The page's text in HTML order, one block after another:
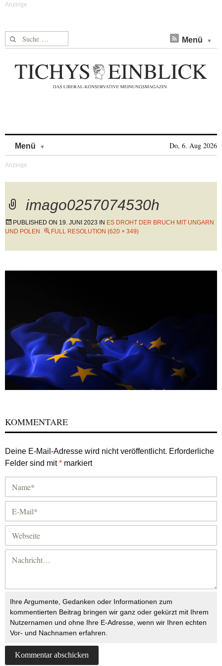
Suche nach: Menü
Menü Do, 6. Aug 2026
imago0257074530h
PUBLISHED ON 19. JUNI 2023 IN ES DROHT DER BRUCH MIT UNGARN
UND POLEN
FULL RESOLUTION (620 × 349)
KOMMENTARE
Deine E-Mail-Adresse wird nicht veröffentlicht. Erforderliche
Felder sind mit* markiert
Ihre Argumente, Gedanken oder Informationen zum
kommentierten Beitrag bringen wir ganz oder gekürzt mit Ihrem
Nutzernamen und ohne Ihre E-Adresse, wenn wir Ihren echten
Vor- und Nachnamen erfahren.